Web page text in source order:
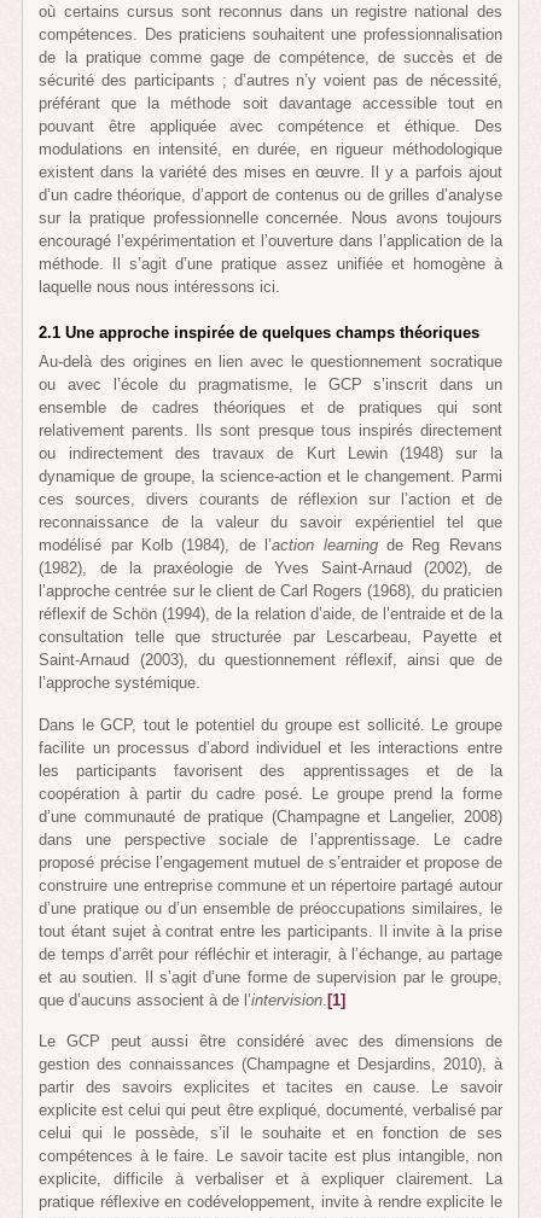
où certains cursus sont reconnus dans un registre national des
compétences. Des praticiens souhaitent une professionnalisation
de la pratique comme gage de compétence, de succès et de
sécurité des participants ; d’autres n’y voient pas de nécessité,
préférant que la méthode soit davantage accessible tout en
pouvant être appliquée avec compétence et éthique. Des
modulations en intensité, en durée, en rigueur méthodologique
existent dans la variété des mises en œuvre. Il y a parfois ajout
d’un cadre théorique, d’apport de contenus ou de grilles d’analyse
sur la pratique professionnelle concernée. Nous avons toujours
encouragé l’expérimentation et l’ouverture dans l’application de la
méthode. Il s’agit d’une pratique assez unifiée et homogène à
laquelle nous nous intéressons ici.
2.1 Une approche inspirée de quelques champs théoriques
Au-delà des origines en lien avec le questionnement socratique
ou avec l’école du pragmatisme, le GCP s’inscrit dans un
ensemble de cadres théoriques et de pratiques qui sont
relativement parents. Ils sont presque tous inspirés directement
ou indirectement des travaux de Kurt Lewin (1948) sur la
dynamique de groupe, la science-action et le changement. Parmi
ces sources, divers courants de réflexion sur l’action et de
reconnaissance de la valeur du savoir expérientiel tel que
modélisé par Kolb (1984), de l’action learning de Reg Revans
(1982), de la praxéologie de Yves Saint-Arnaud (2002), de
l’approche centrée sur le client de Carl Rogers (1968), du praticien
réflexif de Schön (1994), de la relation d’aide, de l’entraide et de la
consultation telle que structurée par Lescarbeau, Payette et
Saint-Arnaud (2003), du questionnement réflexif, ainsi que de
l’approche systémique.
Dans le GCP, tout le potentiel du groupe est sollicité. Le groupe
facilite un processus d’abord individuel et les interactions entre
les participants favorisent des apprentissages et de la
coopération à partir du cadre posé. Le groupe prend la forme
d’une communauté de pratique (Champagne et Langelier, 2008)
dans une perspective sociale de l’apprentissage. Le cadre
proposé précise l’engagement mutuel de s’entraider et propose de
construire une entreprise commune et un répertoire partagé autour
d’une pratique ou d’un ensemble de préoccupations similaires, le
tout étant sujet à contrat entre les participants. Il invite à la prise
de temps d’arrêt pour réfléchir et interagir, à l’échange, au partage
et au soutien. Il s’agit d’une forme de supervision par le groupe,
que d’aucuns associent à de l’intervision .[1]
Le GCP peut aussi être considéré avec des dimensions de
gestion des connaissances (Champagne et Desjardins, 2010), à
partir des savoirs explicites et tacites en cause. Le savoir
explicite est celui qui peut être expliqué, documenté, verbalisé par
celui qui le possède, s’il le souhaite et en fonction de ses
compétences à le faire. Le savoir tacite est plus intangible, non
explicite, difficile à verbaliser et à expliquer clairement. La
pratique réflexive en codéveloppement, invite à rendre explicite le